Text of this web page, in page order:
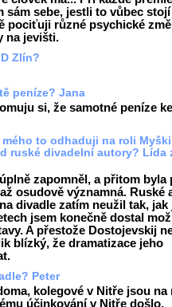
sám sebe, jestli to vůbec
pociťuji různé psychické
na jevišti.
Zlín?
peníze? Jana
si, že samotné peníze ke
to odhaduji na roli
ruské divadelní autory? Lída
zapomněl, a přitom byla
osudově významná. Ruské
divadle zatím neužil tak, jak
jsem konečně dostal
A přestože Dostojevskij
blízký, že dramatizace jeho
Peter
kolegové v Nitře jsou na
účinkování v Nitře došlo.